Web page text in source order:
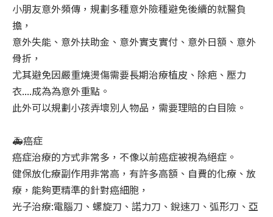
小朋友意外頻傳，規劃多種意外險種避免後續的就醫負
擔，
意外失能、意外扶助金、意外實支實付、意外日額、意外
骨折，
尤其避免因嚴重燒燙傷需要長期治療植皮、除疤、壓力
衣....成為為意外重點。
此外可以規劃小孩弄壞別人物品，需要理賠的白目險。
🚑癌症
癌症治療的方式非常多，不像以前癌症被視為絕症。
健保放化療副作用非常高，有許多高額、自費的化療、放
療，能夠更精準的針對癌細胞，
光子治療:電腦刀、螺旋刀、諾力刀、銳速刀、弧形刀、亞